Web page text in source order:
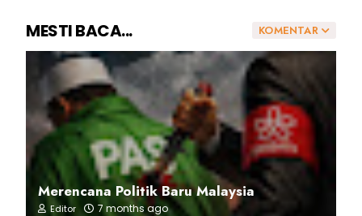
KOMENTAR
MESTI BACA...
Merencana Politik Baru Malaysia
Editor 7 months ago